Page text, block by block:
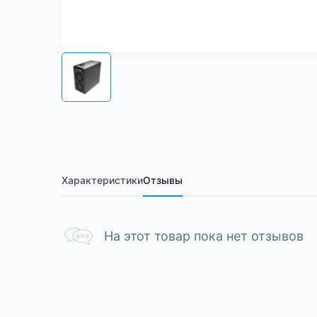
ХарактеристикиОтзывы
На этот товар пока нет отзывов